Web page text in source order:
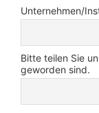
Unternehmen/
Bitte teilen Sie
geworden sind.